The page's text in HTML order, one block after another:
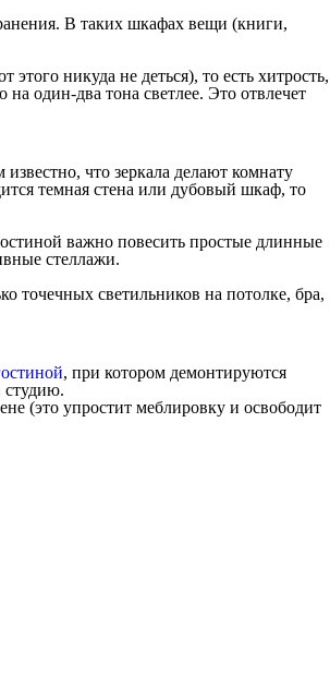
В таких шкафах вещи (книги,
никуда не деться), то есть хитрость,
один-два тона светлее. Это отвлечет
что зеркала делают комнату
темная стена или дубовый шкаф, то
важно повесить простые длинные
стеллажи.
точечных светильников на потолке, бра,
, при котором демонтируются
студию.
(это упростит меблировку и освободит